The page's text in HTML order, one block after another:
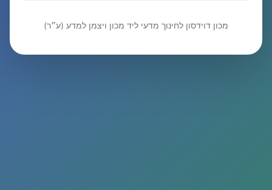
מכון דוידסון לחינוך מדעי ליד מכון ויצמן למדע (ע״ר)